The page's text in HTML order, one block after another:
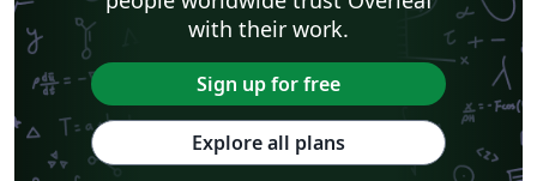
with their work.
Sign up for free
Explore all plans